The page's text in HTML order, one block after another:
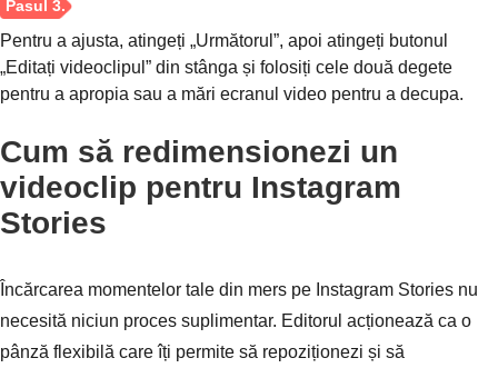
Pasul 1.
Pentru a ajusta, atingeți „Următorul”, apoi atingeți butonul
„Editați videoclipul” din stânga și folosiți cele două degete
pentru a apropia sau a mări ecranul video pentru a decupa.
Cum să redimensionezi un
videoclip pentru Instagram
Stories
Încărcarea momentelor tale din mers pe Instagram Stories nu
necesită niciun proces suplimentar. Editorul acționează ca o
pânză flexibilă care îți permite să repoziționezi și să